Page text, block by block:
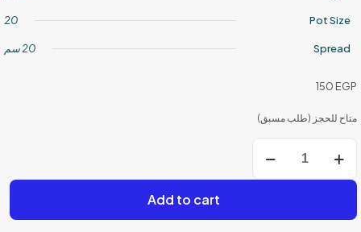
Pot Size
20
Spread 20 سم
150 EGP
متاح للحجز (طلب مسبق)
ورد
Add to cart